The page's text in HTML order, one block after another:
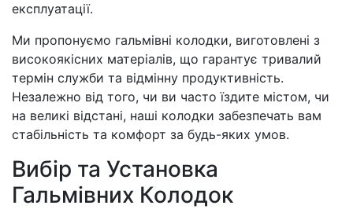
експлуатації.
Ми пропонуємо гальмівні колодки, виготовлені з
високоякісних матеріалів, що гарантує тривалий
термін служби та відмінну продуктивність.
Незалежно від того, чи ви часто їздите містом, чи
на великі відстані, наші колодки забезпечать вам
стабільність та комфорт за будь-яких умов.
Вибір та Установка
Гальмівних Колодок